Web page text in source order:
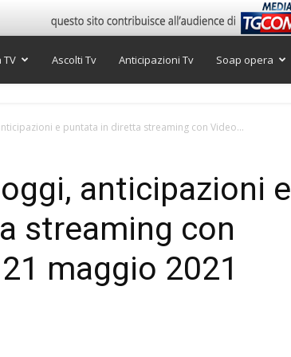
TV Ascolti Tv Anticipazioni Tv Soap opera
e puntata in diretta streaming con Video...
anticipazioni e
streaming con
maggio 2021